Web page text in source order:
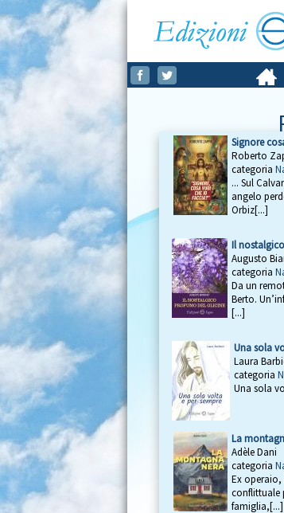
Signore
Roberto
categoria
... Sul
angelo
Orbiz[...]
Il
Augusto
categoria
Da un
Berto.
[...]
Una sola
Laura
categoria
Una sola
La
Adèle Dani
categoria
Ex operaio,
conflittuale
famiglia,[...]